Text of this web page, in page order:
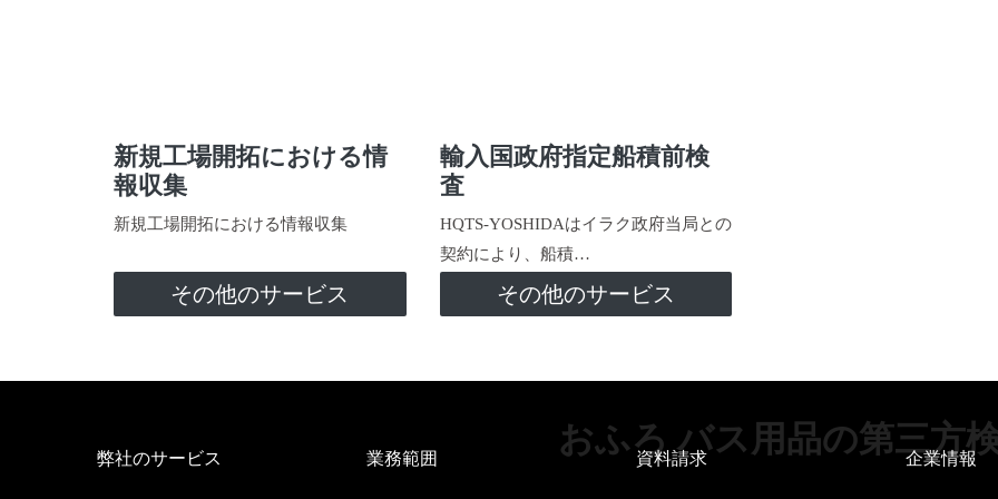
新規工場開拓における情
報収集
新規工場開拓における情報収集
その他のサービス
輸入国政府指定船積前検
査
HQTS-YOSHIDAはイラク政府当局との
契約により、船積…
その他のサービス
おふろ バス用品の第三方
弊社のサービス 業務範囲 資料請求 企業情報